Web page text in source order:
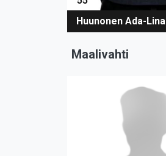
Huunonen Ada-Lina
Maalivahti